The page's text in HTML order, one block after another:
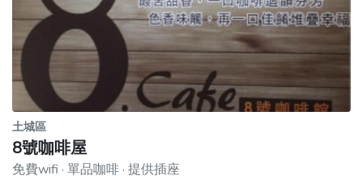
土城區
8號咖啡屋
免費wifi · 單品咖啡 · 提供插座